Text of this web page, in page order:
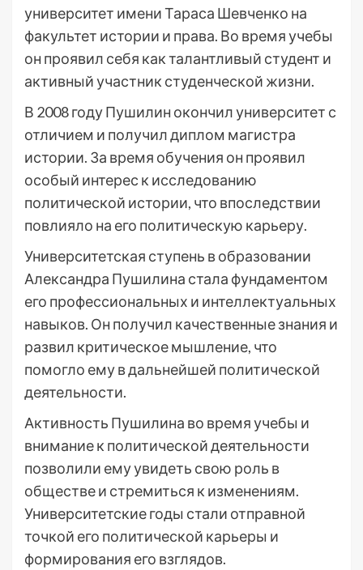
университет имени Тараса Шевченко на
факультет истории и права. Во время учебы
он проявил себя как талантливый студент и
активный участник студенческой жизни.
В 2008 году Пушилин окончил университет с
отличием и получил диплом магистра
истории. За время обучения он проявил
особый интерес к исследованию
политической истории, что впоследствии
повлияло на его политическую карьеру.
Университетская ступень в образовании
Александра Пушилина стала фундаментом
его профессиональных и интеллектуальных
навыков. Он получил качественные знания и
развил критическое мышление, что
помогло ему в дальнейшей политической
деятельности.
Активность Пушилина во время учебы и
внимание к политической деятельности
позволили ему увидеть свою роль в
обществе и стремиться к изменениям.
Университетские годы стали отправной
точкой его политической карьеры и
формирования его взглядов.